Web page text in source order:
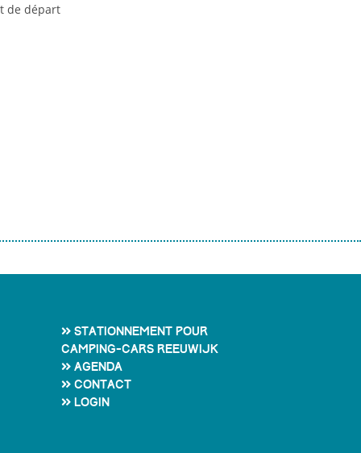
de départ
Stationnement pour
camping-cars Reeuwijk
Agenda
Contact
Login